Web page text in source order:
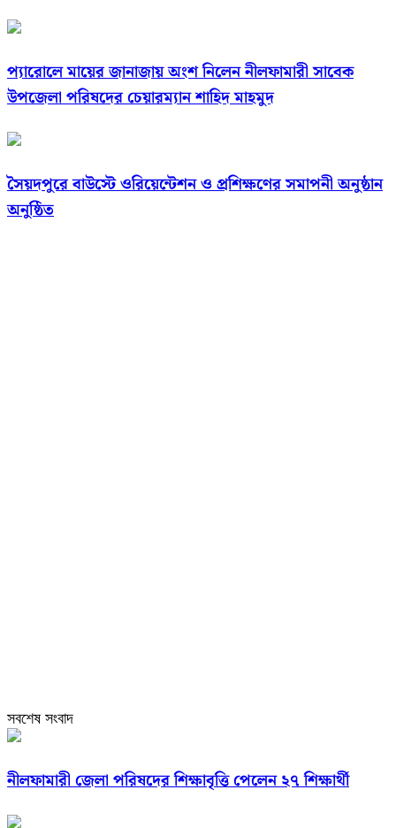
প্যারোলে মায়ের জানাজায় অংশ নিলেন নীলফামারী সাবেক
উপজেলা পরিষদের চেয়ারম্যান শাহিদ মাহমুদ
সৈয়দপুরে বাউস্টে ওরিয়েন্টেশন ও প্রশিক্ষণের সমাপনী অনুষ্ঠান
অনুষ্ঠিত
সবশেষ সংবাদ
নীলফামারী জেলা পরিষদের শিক্ষাবৃত্তি পেলেন ২৭ শিক্ষার্থী